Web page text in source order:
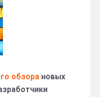
обзора новых